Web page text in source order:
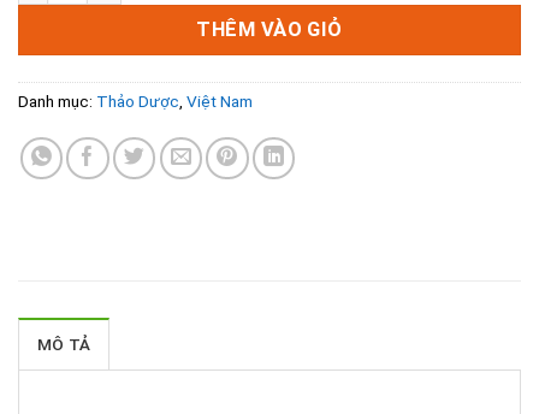
THÊM VÀO GIỎ
Danh mục: Thảo Dược Việt Nam
MÔ TẢ